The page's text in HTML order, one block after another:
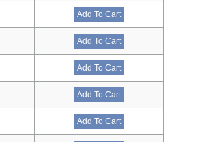
Add To Cart
Add To Cart
Add To Cart
Add To Cart
Add To Cart